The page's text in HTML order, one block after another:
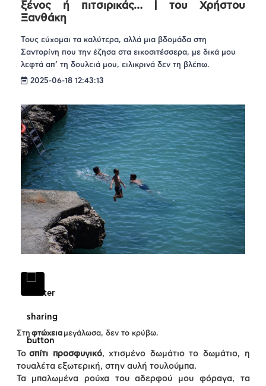
ξένος ή πιτσιρικάς… | του Χρήστου
Ξανθάκη
Τους εύχομαι τα καλύτερα, αλλά μια βδομάδα στη
Σαντορίνη που την έζησα στα εικοσιτέσσερα, με δικά μου
λεφτά απ’ τη δουλειά μου, ειλικρινά δεν τη βλέπω.
2025-06-18 12:43:13
Στη φτώχειαμεγάλωσα, δεν το κρύβω.
Τοσπίτι προσφυγικό, χτισμένο δωμάτιο το δωμάτιο, η
τουαλέτα εξωτερική, στην αυλή τουλούμπα.
Τα μπαλωμένα ρούχα του αδερφού μου φόραγα, τα